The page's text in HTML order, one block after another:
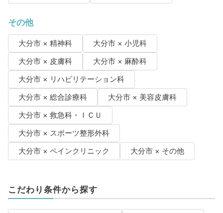
その他
大分市 × 精神科
大分市 × 小児科
大分市 × 皮膚科
大分市 × 麻酔科
大分市 × リハビリテーション科
大分市 × 総合診療科
大分市 × 美容皮膚科
大分市 × 救急科・ＩＣＵ
大分市 × スポーツ整形外科
大分市 × ペインクリニック
大分市 × その他
こだわり条件から探す